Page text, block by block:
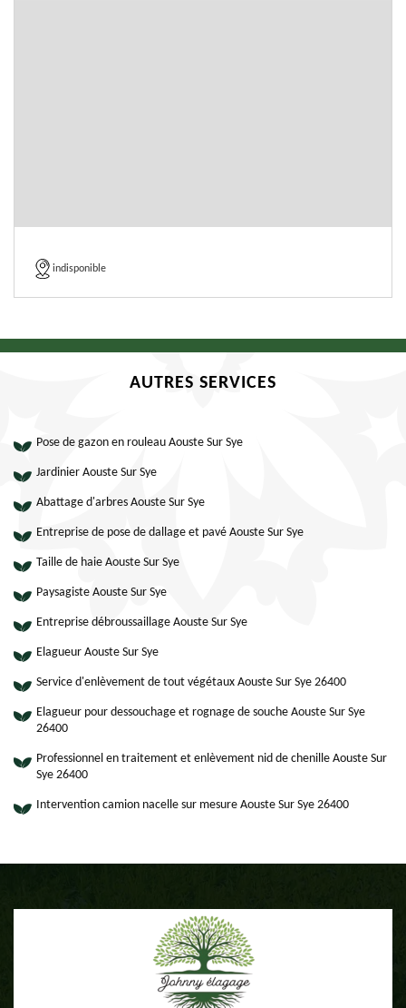
indisponible
AUTRES SERVICES
Pose de gazon en rouleau Aouste Sur Sye
Jardinier Aouste Sur Sye
Abattage d'arbres Aouste Sur Sye
Entreprise de pose de dallage et pavé Aouste Sur Sye
Taille de haie Aouste Sur Sye
Paysagiste Aouste Sur Sye
Entreprise débroussaillage Aouste Sur Sye
Elagueur Aouste Sur Sye
Service d'enlèvement de tout végétaux Aouste Sur Sye 26400
Elagueur pour dessouchage et rognage de souche Aouste Sur Sye
26400
Professionnel en traitement et enlèvement nid de chenille Aouste Sur
Sye 26400
Intervention camion nacelle sur mesure Aouste Sur Sye 26400